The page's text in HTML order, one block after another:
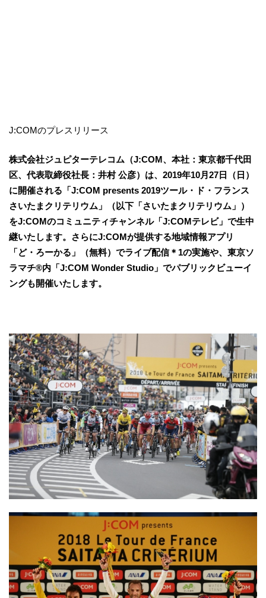
J:COMのプレスリリース
株式会社ジュピターテレコム（J:COM、本社：東京都千代田
区、代表取締役社長：井村 公彦）は、2019年10月27日（日）
に開催される「J:COM presents 2019ツール・ド・フランス
さいたまクリテリウム」（以下「さいたまクリテリウム」）
をJ:COMのコミュニティチャンネル「J:COMテレビ」で生中
継いたします。さらにJ:COMが提供する地域情報アプリ
「ど・ろーかる」（無料）でライブ配信＊1の実施や、東京ソ
ラマチ®内「J:COM Wonder Studio」でパブリックビューイ
ングも開催いたします。